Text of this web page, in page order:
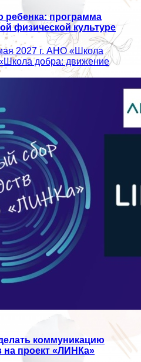
ребенка: программа
физической культуре
2027 г. АНО «Школа
добра: движение
коммуникацию
на проект «ЛИНКа»